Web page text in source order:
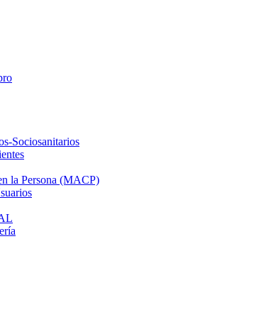
Sociosanitarios
la Persona (MACP)